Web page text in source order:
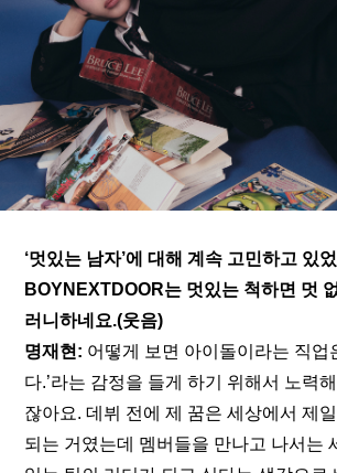
‘멋있는 남자’에 대해 계속 고민하고 있
BOYNEXTDOOR는 멋있는 척하면 멋
러니하네요.(웃음)
명재현: 어떻게 보면 아이돌이라는 직업
다.’라는 감정을 들게 하기 위해서 노력
잖아요. 데뷔 전에 제 꿈은 세상에서 제
되는 거였는데 멤버들을 만나고 나서는